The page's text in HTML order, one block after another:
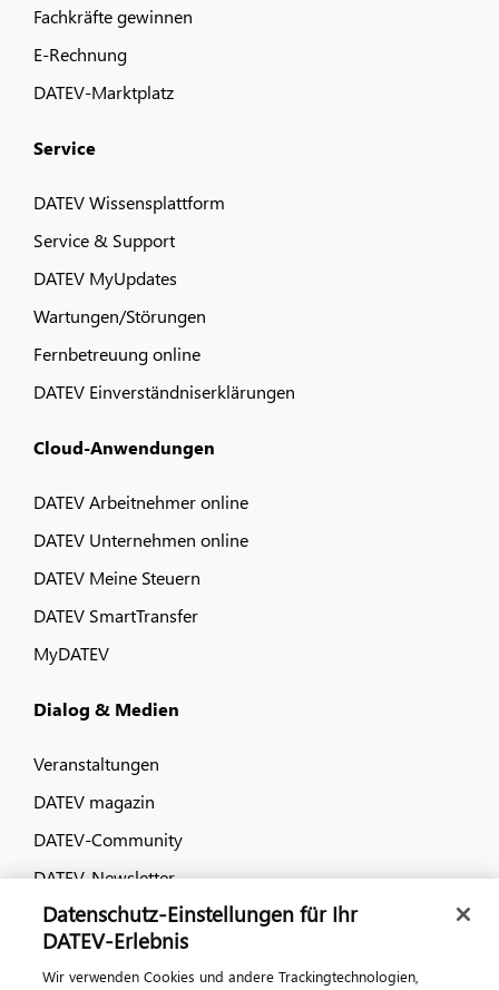
Fachkräfte gewinnen
E-Rechnung
DATEV-Marktplatz
Service
DATEV Wissensplattform
Service & Support
DATEV MyUpdates
Wartungen/Störungen
Fernbetreuung online
DATEV Einverständniserklärungen
Cloud-Anwendungen
DATEV Arbeitnehmer online
DATEV Unternehmen online
DATEV Meine Steuern
DATEV SmartTransfer
MyDATEV
Dialog & Medien
Veranstaltungen
DATEV magazin
DATEV-Community
DATEV-Newsletter
Kontaktieren Sie uns
Datenschutz-Einstellungen für Ihr
DATEV-Erlebnis
Wir verwenden Cookies und andere Trackingtechnologien,